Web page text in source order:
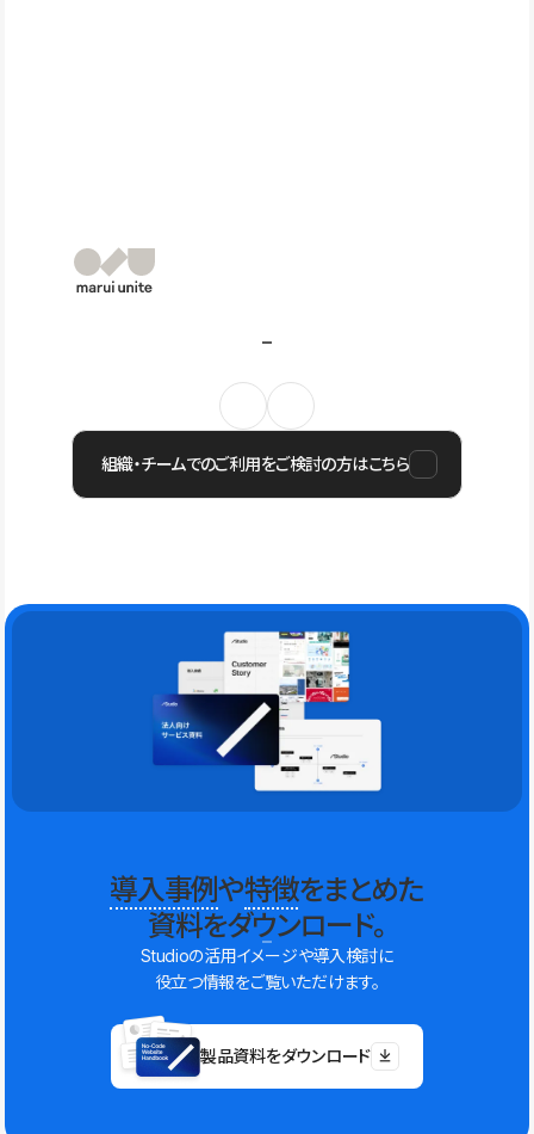
組織・チームでのご利用をご検討の方はこちら
導入事例や特徴をまとめた
資料をダウンロード。
Studioの活用イメージや導入検討に
役立つ情報をご覧いただけます。
製品資料をダウンロード